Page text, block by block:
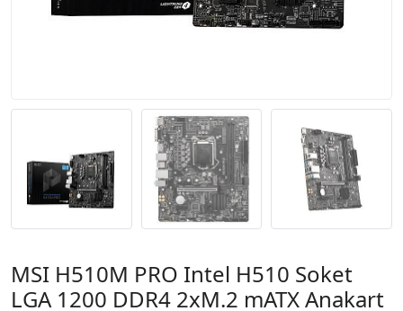
MSI H510M PRO Intel H510 Soket
LGA 1200 DDR4 2xM.2 mATX Anakart